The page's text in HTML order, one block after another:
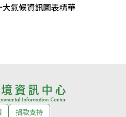
氣候資訊圖表精華
捐款支持